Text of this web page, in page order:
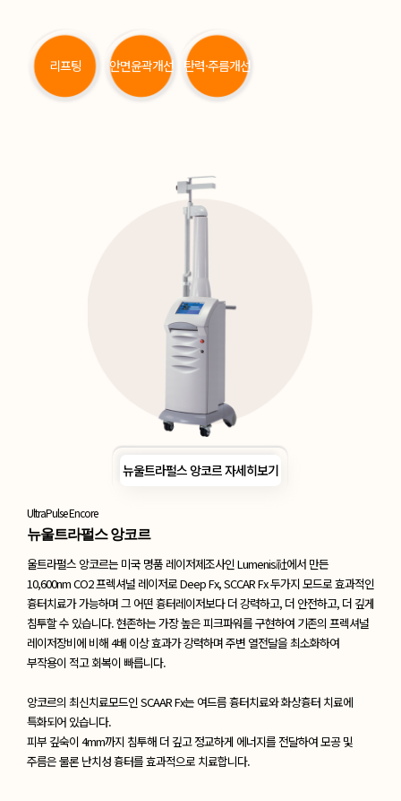
리프팅 안면윤곽개선 탄력·주름개선
뉴울트라펄스 앙코르 자세히보기
UltraPulse Encore
뉴울트라펄스 앙코르
울트라펄스 앙코르는 미국 명품 레이저제조사인 Lumenis社에서 만든
10,600nm CO2 프렉셔널 레이저로 Deep Fx, SCCAR Fx 두가지 모드로효과적인
흉터치료가 가능하며 그 어떤 흉터레이저보다 더 강력하고, 더 안전하고, 더 깊게
침투할 수 있습니다. 현존하는 가장 높은 피크파워를 구현하여 기존의 프렉셔널
레이저장비에 비해 4배 이상 효과가 강력하며 주변 열전달을 최소화하여
부작용이 적고 회복이 빠릅니다.
앙코르의 최신치료모드인 SCAAR Fx는 여드름 흉터치료와 화상흉터 치료에
특화되어 있습니다.
피부 깊숙이 4mm까지 침투해 더 깊고 정교하게 에너지를 전달하여 모공 및
주름은 물론 난치성 흉터를 효과적으로 치료합니다.